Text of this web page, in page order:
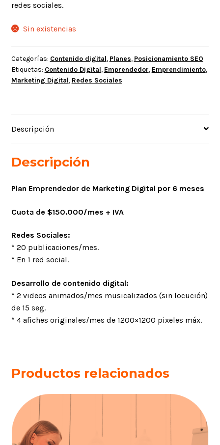
redes sociales.
Sin existencias
Categorías: Contenido digital, Planes, Posicionamiento SEO
Etiquetas: Contenido Digital, Emprendedor, Emprendimiento,
Marketing Digital, Redes Sociales
Descripción
Descripción
Plan Emprendedor de Marketing Digital por 6 meses
Cuota de $150.000/mes + IVA
Redes Sociales:
* 20 publicaciones/mes.
* En 1 red social.
Desarrollo de contenido digital:
* 2 videos animados/mes musicalizados (sin locución)
de 15 seg.
* 4 afiches originales/mes de 1200×1200 pixeles máx.
Productos relacionados